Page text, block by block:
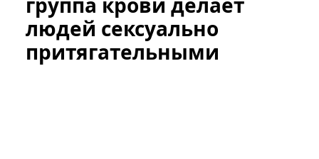
людей сексуально
притягательными